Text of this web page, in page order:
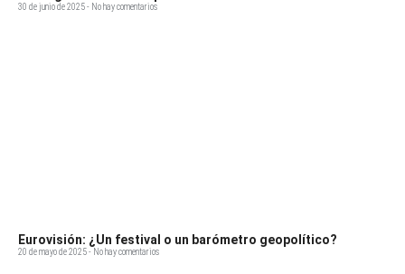
30 de junio de 2025 No hay comentarios
Eurovisión: ¿Un festival o un barómetro geopolítico?
20 de mayo de 2025 No hay comentarios